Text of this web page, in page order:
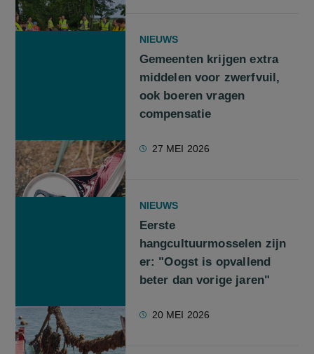
NIEUWS
Gemeenten krijgen extra
middelen voor zwerfvuil,
ook boeren vragen
compensatie
27 MEI 2026
NIEUWS
Eerste
hangcultuurmosselen zijn
er: "Oogst is opvallend
beter dan vorige jaren"
20 MEI 2026